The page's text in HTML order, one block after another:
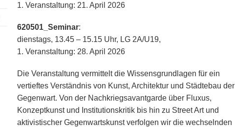
1. Veranstaltung: 21. April 2026
620501_Seminar:
dienstags, 13.45 – 15.15 Uhr, LG 2A/U19,
1. Veranstaltung: 28. April 2026
Die Veranstaltung vermittelt die Wissensgrundlagen für ein
vertieftes Verständnis von Kunst, Architektur und Städtebau der
Gegenwart. Von der Nachkriegsavantgarde über Fluxus,
Konzeptkunst und Institutionskritik bis hin zu Street Art und
aktivistischer Gegenwartskunst verfolgen wir die wechselnden